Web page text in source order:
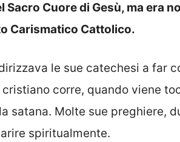
Sacro Cuore di Gesù, ma era
Carismatico Cattolico.
le sue catechesi a far
corre, quando viene
satana. Molte sue preghiere,
spiritualmente.